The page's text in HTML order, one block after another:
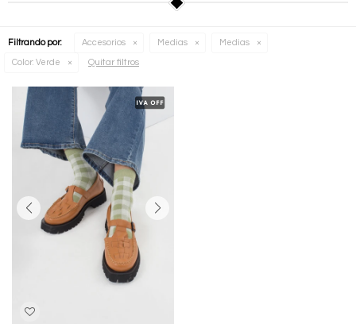
Filtrando por: Accesorios Medias Medias
Color: Verde Quitar filtros